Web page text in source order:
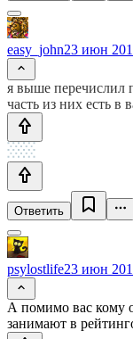
easy_john23 июн
я выше перечислил
часть из них есть в
Ответить
psylostlife23 июн
А помимо вас кому
занимают в